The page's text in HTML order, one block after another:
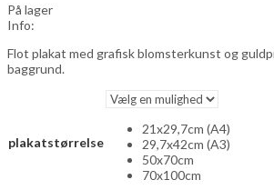
På lager
Info:
Flot plakat med grafisk blomsterkunst og
baggrund.
plakatstørrelse
21x29,7cm (A4)
29,7x42cm (A3)
50x70cm
70x100cm